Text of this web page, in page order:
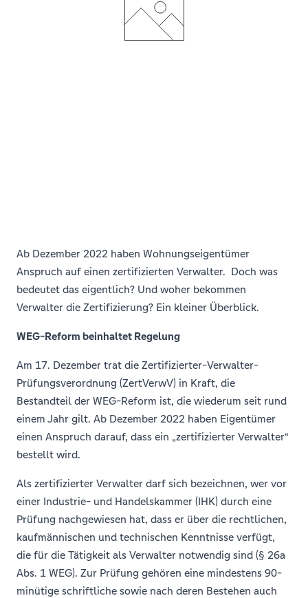
Ab Dezember 2022 haben Wohnungseigentümer
Anspruch auf einen zertifizierten Verwalter. Doch was
bedeutet das eigentlich? Und woher bekommen
Verwalter die Zertifizierung? Ein kleiner Überblick.
WEG-Reform beinhaltet Regelung
Am 17. Dezember trat die Zertifizierter-Verwalter-
Prüfungsverordnung (ZertVerwV) in Kraft, die
Bestandteil der WEG-Reform ist, die wiederum seit rund
einem Jahr gilt. Ab Dezember 2022 haben Eigentümer
einen Anspruch darauf, dass ein „zertifizierter Verwalter“
bestellt wird.
Als zertifizierter Verwalter darf sich bezeichnen, wer vor
einer Industrie- und Handelskammer (IHK) durch eine
Prüfung nachgewiesen hat, dass er über die rechtlichen,
kaufmännischen und technischen Kenntnisse verfügt,
die für die Tätigkeit als Verwalter notwendig sind (§ 26a
Abs. 1 WEG). Zur Prüfung gehören eine mindestens 90-
minütige schriftliche sowie nach deren Bestehen auch